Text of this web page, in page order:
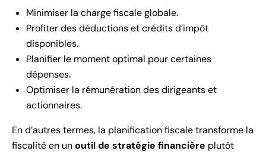
Minimiser la charge fiscale globale.
Profiter des déductions et crédits d’impôt
disponibles.
Planifier le moment optimal pour certaines
dépenses.
Optimiser la rémunération des dirigeants et
actionnaires.
En d’autres termes, la planification fiscale transforme la
fiscalité en unoutil de stratégie financière plutôt